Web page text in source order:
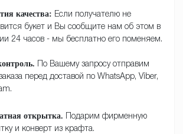
качества: Если получателю не
букет и Вы сообщите нам об этом в
24 часов - мы бесплатно его поменяем.
По Вашему запросу отправим
перед доставой по WhatsApp, Viber,
открытка. Подарим фирменную
и конверт из крафта.